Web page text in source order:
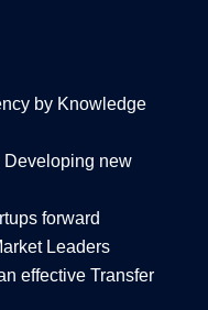
by Knowledge
Developing new
forward
Leaders
effective Transfer